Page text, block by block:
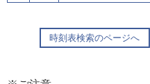
時刻表検索のページへ